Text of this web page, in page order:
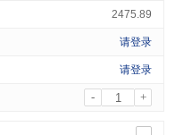
2475.89
请登录
请登录
- +